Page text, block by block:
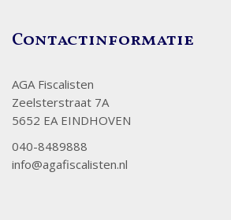
Contactinformatie
AGA Fiscalisten
Zeelsterstraat 7A
5652 EA EINDHOVEN
040-8489888
info@agafiscalisten.nl